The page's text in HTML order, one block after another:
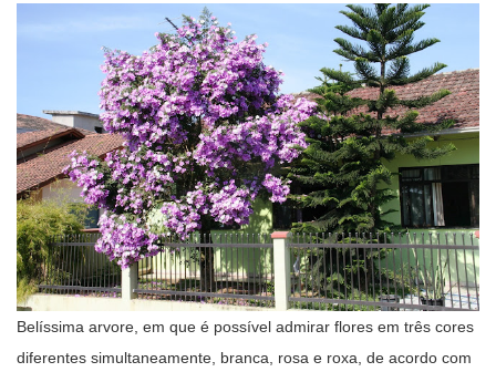
Belíssima arvore, em que é possível admirar flores em três cores
diferentes simultaneamente, branca, rosa e roxa, de acordo com